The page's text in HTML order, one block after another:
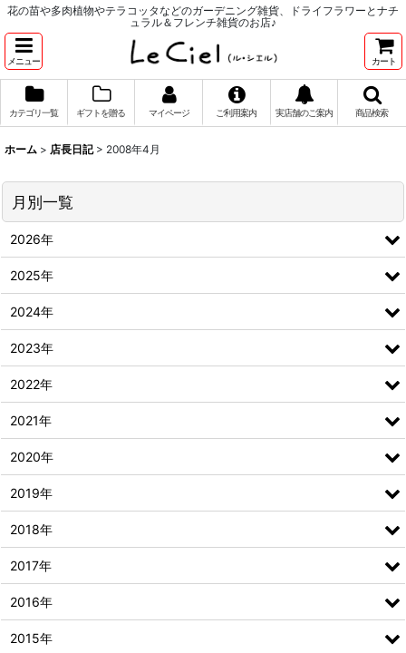
花の苗や多肉植物やテラコッタなどのガーデニング雑貨、ドライフラワーとナチ
ュラル＆フレンチ雑貨のお店♪
メニュー カート
カテゴリ一覧 ギフトを贈る マイページ ご利用案内 実店舗のご案内 商品検索
ホーム > 店長日記 > 2008年4月
月別一覧
2026年
2025年
2024年
2023年
2022年
2021年
2020年
2019年
2018年
2017年
2016年
2015年